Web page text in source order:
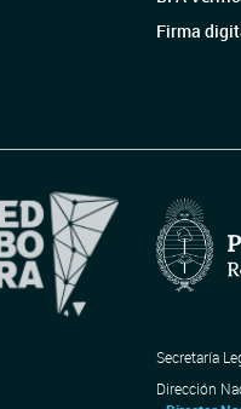
Firma
Secretaría
Dirección